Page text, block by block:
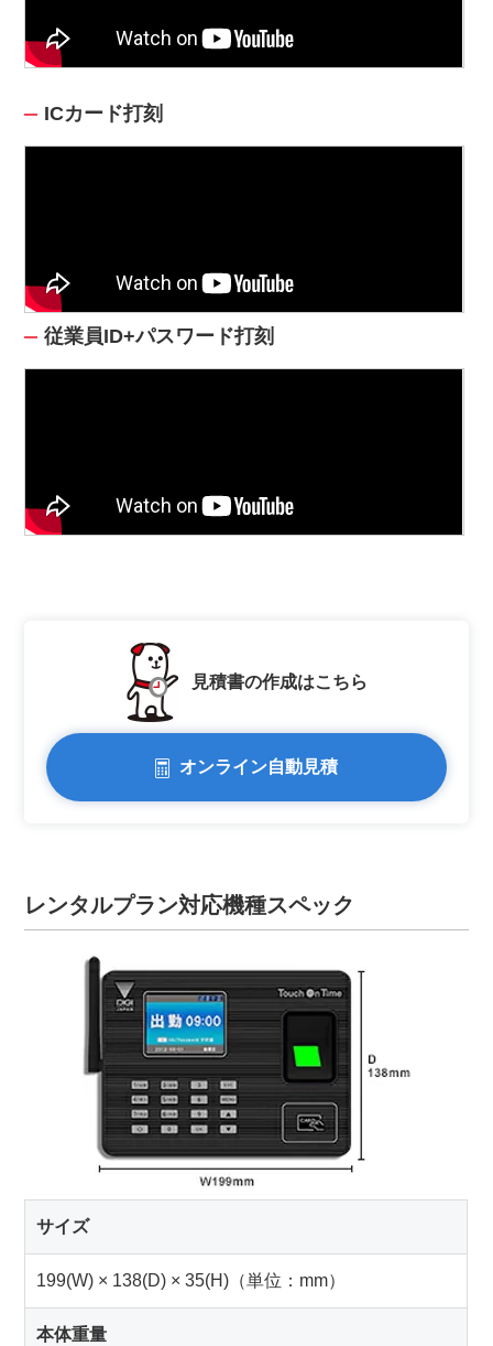
ICカード打刻
従業員ID+パスワード打刻
見積書の作成はこちら
オンライン自動見積
レンタルプラン対応機種スペック
サイズ
199(W) × 138(D) × 35(H)（単位：mm）
本体重量